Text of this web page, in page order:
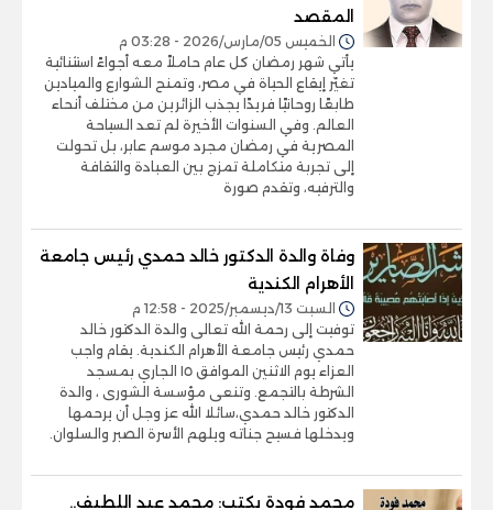
المقصد
الخميس 05/مارس/2026 - 03:28 م
يأتي شهر رمضان كل عام حاملاً معه أجواءً استثنائية
تغيّر إيقاع الحياة في مصر، وتمنح الشوارع والميادين
طابعًا روحانيًا فريدًا يجذب الزائرين من مختلف أنحاء
العالم. وفي السنوات الأخيرة لم تعد السياحة
المصرية في رمضان مجرد موسم عابر، بل تحولت
إلى تجربة متكاملة تمزج بين العبادة والثقافة
والترفيه، وتقدم صورة
وفاة والدة الدكتور خالد حمدي رئيس جامعة
الأهرام الكندية
السبت 13/ديسمبر/2025 - 12:58 م
توفيت إلى رحمة الله تعالى والدة الدكتور خالد
حمدي رئيس جامعة الأهرام الكندية. يقام واجب
العزاء يوم الاثنين الموافق ١٥ الجاري بمسجد
الشرطة بالتجمع. وتنعى مؤسسة الشورى ، والدة
الدكتور خالد حمدي،سائلا الله عز وجل أن يرحمها
ويدخلها فسيح جناته ويلهم الأسرة الصبر والسلوان.
محمد فودة يكتب: محمد عبد اللطيف..